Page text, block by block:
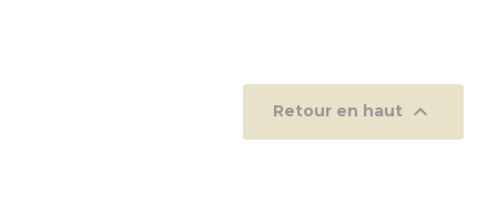
Retour en haut 